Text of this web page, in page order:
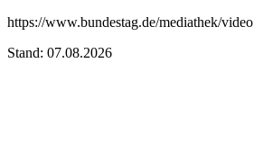
https://www.bundestag.de/mediathek/video
Stand: 07.08.2026